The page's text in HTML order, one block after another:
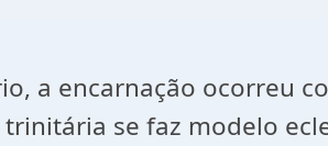
a encarnação ocorreu
se faz modelo